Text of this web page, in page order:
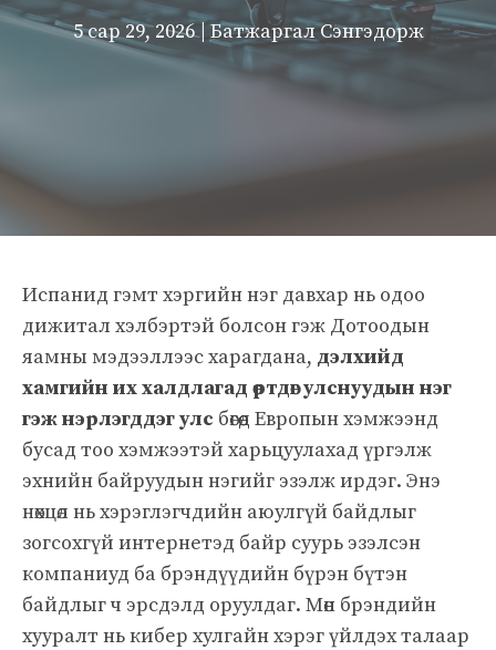
5 сар 29, 2026 | Батжаргал Сэнгэдорж
Испанид гэмт хэргийн нэг давхар нь одоо
дижитал хэлбэртэй болсон гэж Дотоодын
яамны мэдээллээс харагдана, дэлхийд
хамгийн их халдлагад өртдөг улснуудын нэг
гэж нэрлэгддэг улс бөгөөд Европын хэмжээнд
бусад тоо хэмжээтэй харьцуулахад үргэлж
эхнийн байруудын нэгийг эзэлж ирдэг. Энэ
нөхцөл нь хэрэглэгчдийн аюулгүй байдлыг
зогсохгүй интернетэд байр суурь эзэлсэн
компаниуд ба брэндүүдийн бүрэн бүтэн
байдлыг ч эрсдэлд оруулдаг. Мөн брэндийн
хууралт нь кибер хулгайн хэрэг үйлдэх талаар